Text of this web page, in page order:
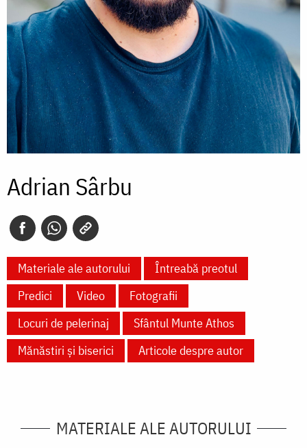
Adrian Sârbu
Materiale ale autorului
Întreabă preotul
Predici
Video
Fotografii
Locuri de pelerinaj
Sfântul Munte Athos
Mănăstiri și biserici
Articole despre autor
MATERIALE ALE AUTORULUI